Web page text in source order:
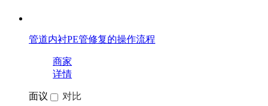
管道内衬PE管修复的操作流程
商家
详情
面议 对比